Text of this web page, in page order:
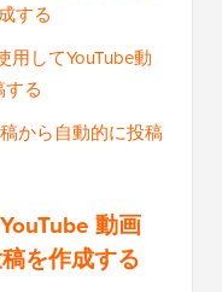
する
用してYouTube動
る
から自動的に投稿
動画
を作成する